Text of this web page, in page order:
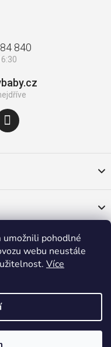
umožnili pohodlné
webu neustále
Více
840
digital
práva vyhrazena.